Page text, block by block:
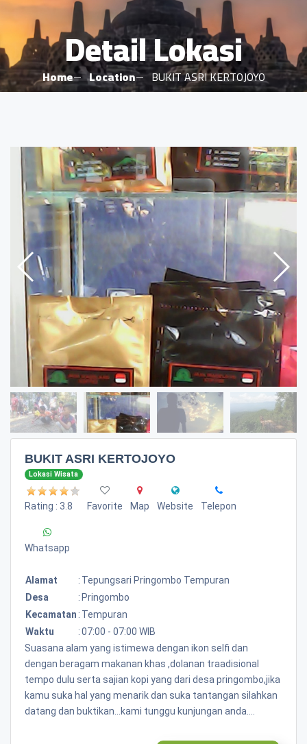
Detail Lokasi
Home Location BUKIT ASRI KERTOJOYO
BUKIT ASRI KERTOJOYO
Lokasi Wisata
Rating : 3.8 Favorite Map Website Telepon
Whatsapp
Alamat : Tepungsari Pringombo Tempuran
Desa
: Pringombo
Kecamatan : Tempuran
Waktu
:07:00 - 07:00 WIB
Suasana alam yang istimewa dengan ikon selfi dan
dengan beragam makanan khas ,dolanan traadisional
tempo dulu serta sajian kopi yang dari desa pringombo,jika
kamu suka hal yang menarik dan suka tantangan silahkan
datang dan buktikan...kami tunggu kunjungan anda....